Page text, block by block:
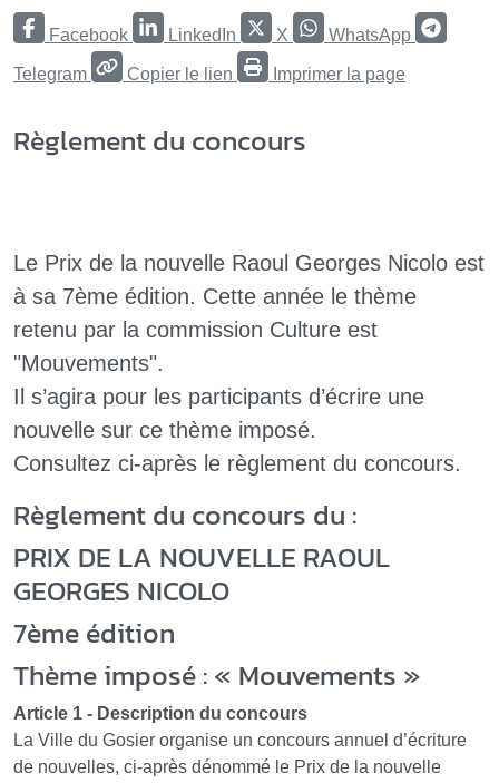
Facebook LinkedIn X WhatsApp
Telegram Copier le lien Imprimer la page
Règlement du concours
Le Prix de la nouvelle Raoul Georges Nicolo est
à sa 7ème édition. Cette année le thème
retenu par la commission Culture est
"Mouvements".
Il s’agira pour les participants d’écrire une
nouvelle sur ce thème imposé.
Consultez ci-après le règlement du concours.
Règlement du concours du :
PRIX DE LA NOUVELLE RAOUL
GEORGES NICOLO
7ème édition
Thème imposé : « Mouvements »
Article 1 - Description du concours
La Ville du Gosier organise un concours annuel d’écriture
de nouvelles, ci-après dénommé le Prix de la nouvelle